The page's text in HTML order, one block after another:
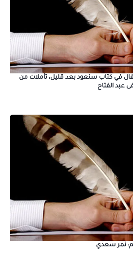
في كتاب سنعود بعد قليل، تأملات من
عبد الفتاح
نمر سعدي